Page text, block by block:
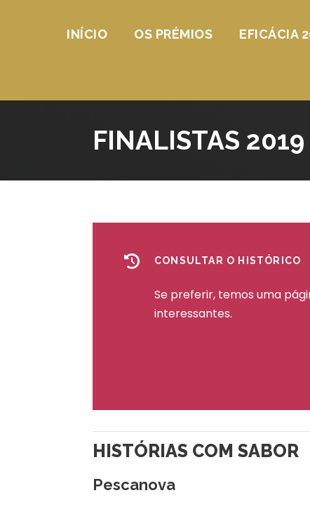
INÍCIO OS PRÉMIOS EFICÁCIA
FINALISTAS 2019
CONSULTAR O HISTÓRICO
Se preferir, temos uma
interessantes.
HISTÓRIAS COM SABOR
Pescanova